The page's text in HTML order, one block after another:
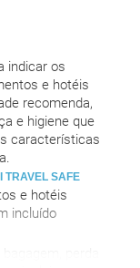
me devo
viagem?
das
indicar os
e hotéis
recomenda,
e higiene que
características
TRAVEL SAFE
e hotéis
incluído